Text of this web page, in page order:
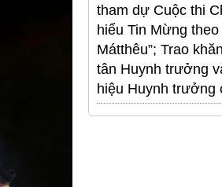
tham dự Cuộc thi
hiểu Tin Mừng theo
Mátthêu”; Trao
tân Huynh trưởng
hiệu Huynh trưởng